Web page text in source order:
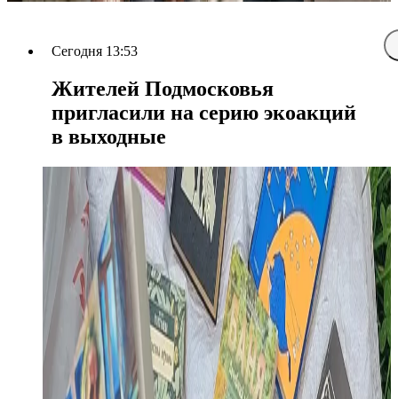
Сегодня 13:53
Жителей Подмосковья
пригласили на серию экоакций
в выходные